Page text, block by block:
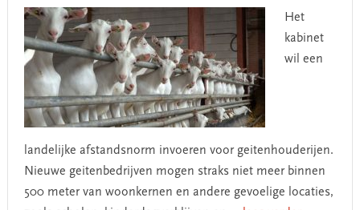
Het
kabinet
wil een
landelijke afstandsnorm invoeren voor geitenhouderijen.
Nieuwe geitenbedrijven mogen straks niet meer binnen
500 meter van woonkernen en andere gevoelige locaties,